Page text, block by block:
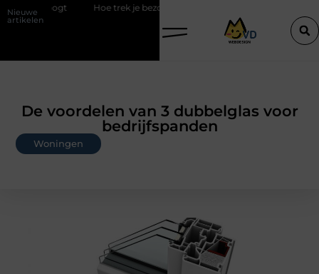
Nieuwe
artikelen
Hoe trek je bezoekers aan met blogs?
De voordelen van 3 dubbelglas voor
bedrijfspanden
Woningen